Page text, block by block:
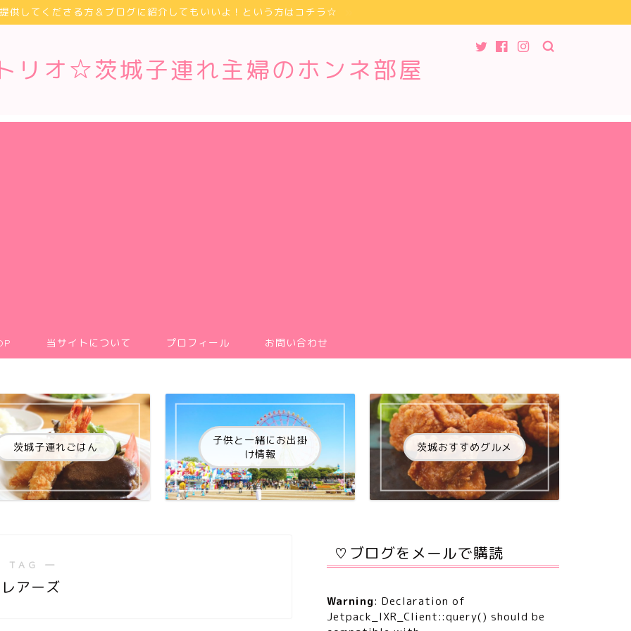
供してくださる方＆ブログに紹介してもいいよ！という方はコチラ☆
リオ☆茨城子連れ主婦のホンネ部屋
当サイトについて プロフィール お問い合わせ
茨城子連れごはん
子供と一緒にお出掛
け情報
茨城おすすめグルメ
TAG ―
アーズ
♡ブログをメールで購読
Warning: Declaration of
Jetpack_IXR_Client::query() should be